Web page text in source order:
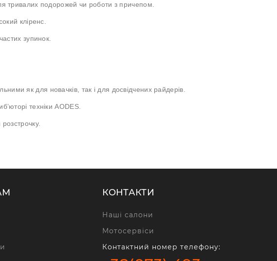
тривалих подорожей чи роботи з причепом.
кліренс.
зупинок.
як для новачків, так і для досвідчених райдерів.
техніки AODES.
КОНТАКТИ
Наші салони
Мотосервіси
Контактний номер телефону: